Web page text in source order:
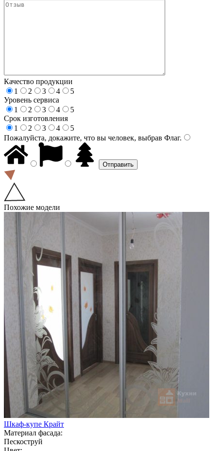
Качество продукции
1
2 3 4
5
Уровень сервиса
1
2 3 4
5
Срок изготовления
1
2 3 4
5
Пожалуйста, докажите, что вы человек, выбрав Флаг.
Похожие модели
Шкаф-купе Крайт
Материал фасада:
Пескоструй